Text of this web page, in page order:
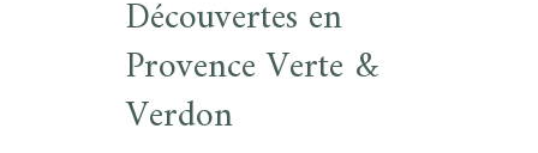
Découvertes en
Provence Verte &
Verdon